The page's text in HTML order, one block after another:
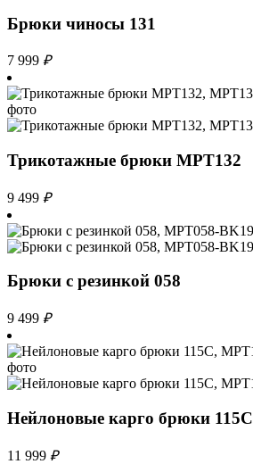
Брюки чиносы 131
7 999 ₽
Трикотажные брюки MPT132
9 499 ₽
Брюки с резинкой 058
9 499 ₽
Нейлоновые карго брюки 115С
11 999 ₽